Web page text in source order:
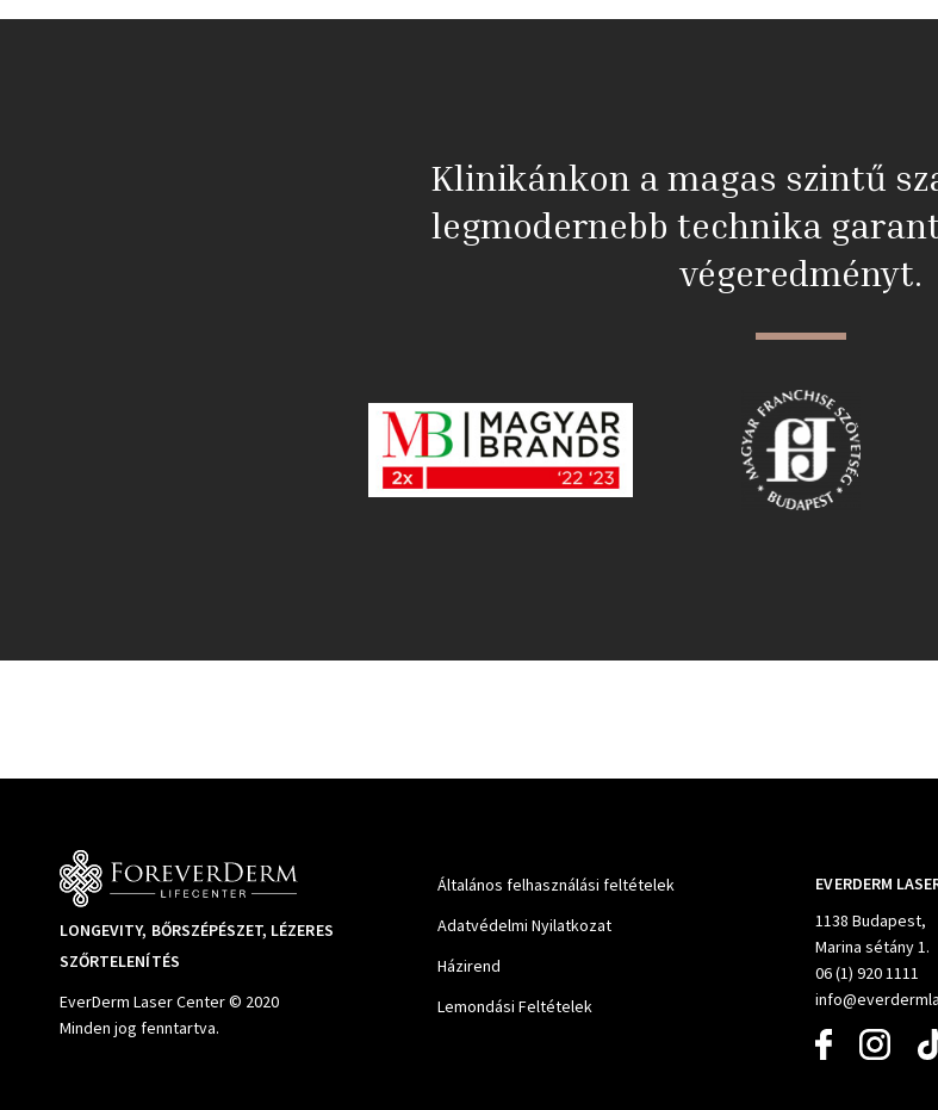
Klinikánkon a magas szintű
legmodernebb technika
végeredményt.
LONGEVITY, BŐRSZÉPÉSZET, LÉZERES
SZŐRTELENÍTÉS
EverDerm Laser Center © 2020
Minden jog fenntartva.
Általános felhasználási feltételek
Adatvédelmi Nyilatkozat
Házirend
Lemondási Feltételek
EVERDERM
1138 Budapest,
Marina sétány 1.
06 (1) 920 1111